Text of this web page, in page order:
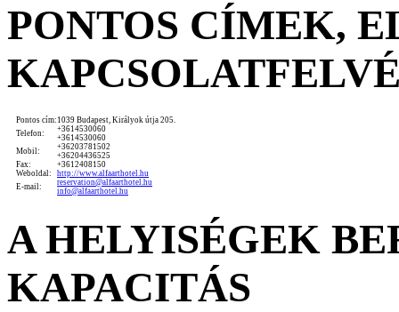
PONTOS CÍMEK,
Pontos cím: 1039 Budapest, Királyok útja 205.
Telefon:
+3614530060
+3614530060
Mobil:
+36203781502
+36204436525
Fax:
+3612408150
Weboldal:
http://www.alfaarthotel.hu
E-mail:
reservation@alfaarthotel.hu
info@alfaarthotel.hu
A HELYISÉGEK
KAPACITÁS